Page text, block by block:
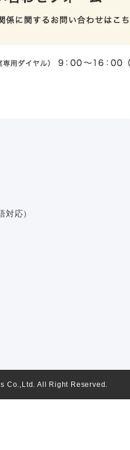
応）
Co.,Ltd. All Right Reserved.